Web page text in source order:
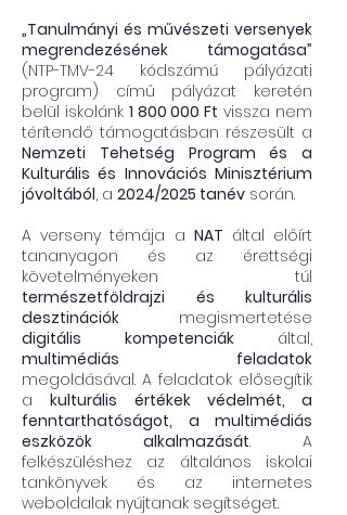
„Tanulmányi és művészeti versenyek
megrendezésének támogatása”
(NTP-TMV-24 kódszámú pályázati
program) című pályázat keretén
belül iskolánk 1 800 000 Ft vissza nem
térítendő támogatásban részesült a
Nemzeti Tehetség Program és a
Kulturális és Innovációs Minisztérium
jóvoltából, a 2024/2025 tanév során.
A verseny témája a NAT által előírt
tananyagon és az érettségi
követelményeken túl
természetföldrajzi és kulturális
desztinációk megismertetése
digitális kompetenciákáltal,
multimédiás feladatok
megoldásával. A feladatok elősegítik
akulturális értékek védelmét, a
fenntarthatóságot, a multimédiás
eszközök alkalmazását. A
felkészüléshez az általános iskolai
tankönyvek és az internetes
weboldalak nyújtanak segítséget.